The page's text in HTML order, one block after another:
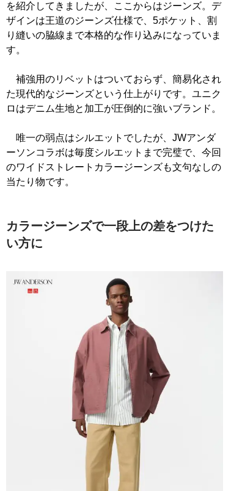
を紹介してきましたが、ここからはジーンズ。デ
ザインは王道のジーンズ仕様で、5ポケット、割
り縫いの脇線まで本格的な作り込みになっていま
す。
補強用のリベットはついておらず、簡易化され
た現代的なジーンズという仕上がりです。ユニク
ロはデニム生地と加工が圧倒的に強いブランド。
唯一の弱点はシルエットでしたが、JWアンダ
ーソンコラボは毎度シルエットまで完璧で、今回
のワイドストレートカラージーンズも文句なしの
当たり物です。
カラージーンズで一段上の差をつけた
い方に